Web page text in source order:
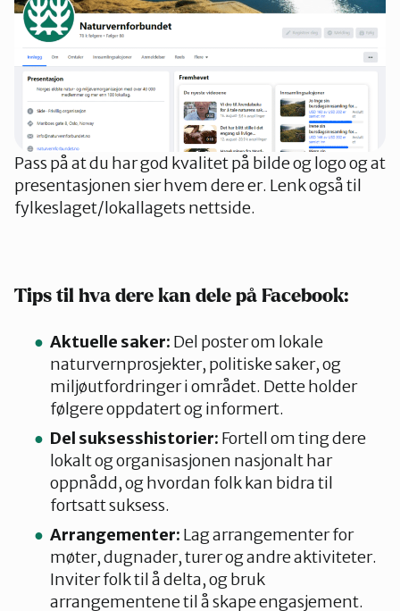
Pass på at du har god kvalitet på bilde og logo og at
presentasjonen sier hvem dere er. Lenk også til
fylkeslaget/lokallagets nettside.
Tips til hva dere kan dele på Facebook:
Aktuelle saker: Del poster om lokale
naturvernprosjekter, politiske saker, og
miljøutfordringer i området. Dette holder
følgere oppdatert og informert.
Del suksesshistorier: Fortell om ting dere
lokalt og organisasjonen nasjonalt har
oppnådd, og hvordan folk kan bidra til
fortsatt suksess.
Arrangementer: Lag arrangementer for
møter, dugnader, turer og andre aktiviteter.
Inviter folk til å delta, og bruk
arrangementene til å skape engasjement.